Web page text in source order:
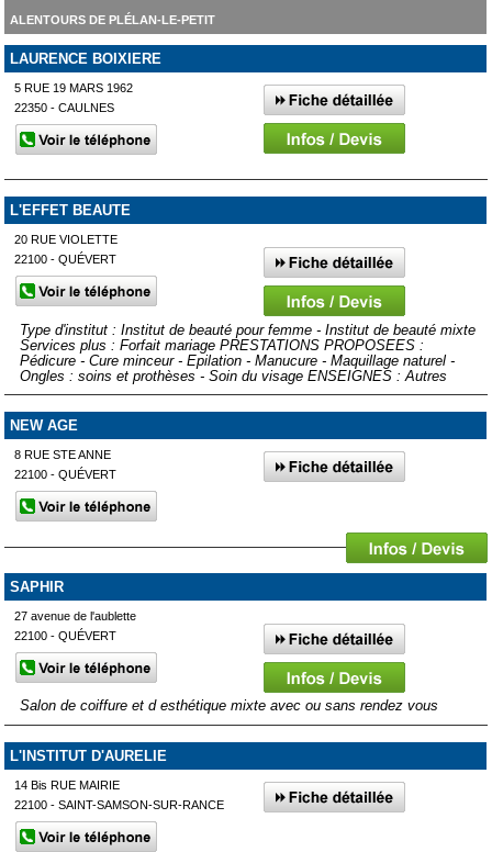
ALENTOURS DE PLÉLAN-LE-PETIT
LAURENCE BOIXIERE
5 RUE 19 MARS 1962
22350 - CAULNES
L'EFFET BEAUTE
20 RUE VIOLETTE
22100 - QUÉVERT
Type d'institut : Institut de beauté pour femme - Institut de beauté mixte
Services plus : Forfait mariage PRESTATIONS PROPOSEES :
Pédicure - Cure minceur - Epilation - Manucure - Maquillage naturel -
Ongles : soins et prothèses - Soin du visage ENSEIGNES : Autres
NEW AGE
8 RUE STE ANNE
22100 - QUÉVERT
SAPHIR
27 avenue de l'aublette
22100 - QUÉVERT
Salon de coiffure et d esthétique mixte avec ou sans rendez vous
L'INSTITUT D'AURELIE
14 Bis RUE MAIRIE
22100 - SAINT-SAMSON-SUR-RANCE